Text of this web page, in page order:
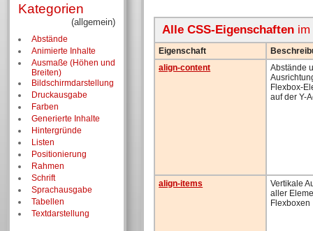
Alle CSS-Eigenschaften
Eigenschaft
align-content
Abstände
Flexbox-
auf der Y-
align-items
Vertikale
aller
Flexboxen
Kategorien
(allgemein)
Abstände
Animierte Inhalte
Ausmaße (Höhen und
Breiten)
Bildschirm­darstellung
Druckausgabe
Farben
Generierte Inhalte
Hintergründe
Listen
Positionierung
Rahmen
Schrift
Sprachausgabe
Tabellen
Textdarstellung